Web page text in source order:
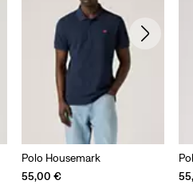
Polo Housemark
55,00 €